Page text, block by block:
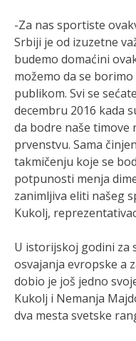
-Za nas sportiste
Srbiji je od izuzetne
budemo domaćini
možemo da se
publikom. Svi se
decembru 2016 kada
da bodre naše timove
prvenstvu. Sama
takmičenju koje se
potpunosti menja
zanimljiva eliti našeg
Kukolj,
U istorijskoj godini za
osvajanja evropske a
dobio je još jedno
Kukolj i Nemanja
dva mesta svetske